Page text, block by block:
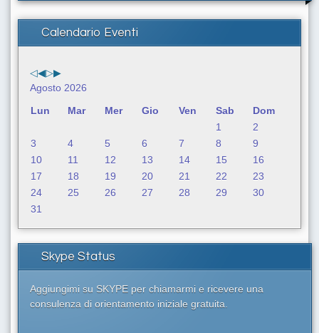
Calendario Eventi
Agosto 2026
Lun
Mar Mer Gio Ven Sab
Dom
1
2
3
4 5 6 7 8
9
10
11 12 13 14 15
16
17
18 19 20 21 22
23
24
25 26 27 28 29
30
31
Skype Status
Aggiungimi su SKYPE per chiamarmi e ricevere una
consulenza di orientamento iniziale gratuita.